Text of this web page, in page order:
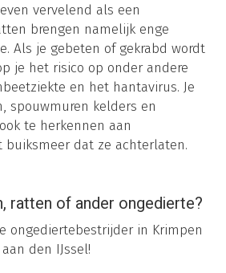
vervelend als een
brengen namelijk enge
Als je gebeten of gekrabd wordt
je het risico op onder andere
en het hantavirus. Je
spouwmuren kelders en
te herkennen aan
dat ze achterlaten.
ratten of ander ongedierte?
ongediertebestrijder in Krimpen
aan den IJssel!